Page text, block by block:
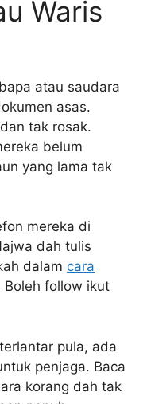
Waris
atau saudara
asas.
tak rosak.
belum
yang lama tak
mereka di
dah tulis
dalam cara
Boleh follow ikut
pula, ada
penjaga. Baca
korang dah tak